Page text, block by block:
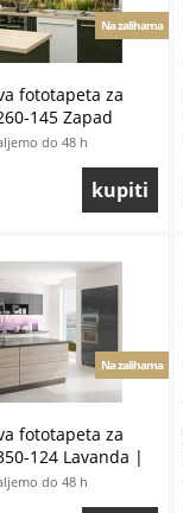
fototapeta za
145 Zapad
| 260 x 60 cm
Na zalihama
do 48 h
fototapeta za
124 Lavanda |
Na zalihama
do 48 h